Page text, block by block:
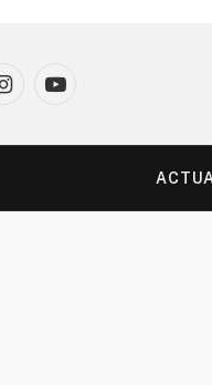
InstagramYouTube